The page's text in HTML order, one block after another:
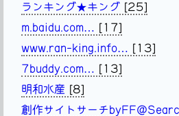
ランキング★キング [25]
m.baidu.com…
[17]
www.ran-king.info…
[13]
7buddy.com…
[13]
明和水産 [8]
創作サイトサーチ